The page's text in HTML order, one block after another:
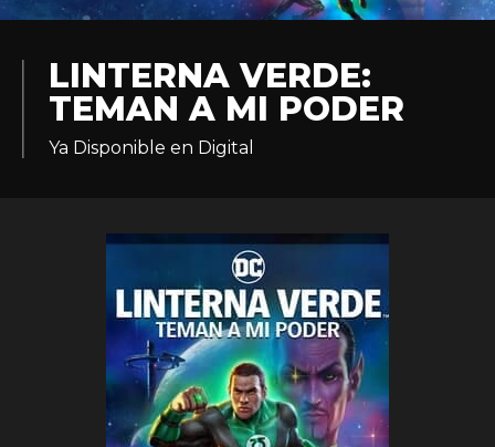
Experiencias
LINTERNA VERDE:
TEMAN A MI PODER
Ya Disponible en Digital